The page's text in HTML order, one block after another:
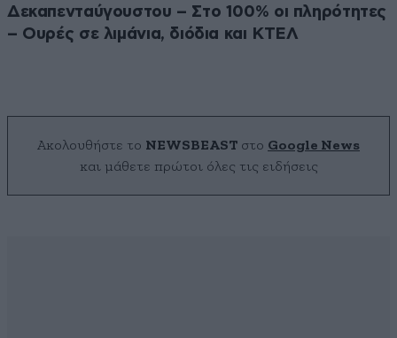
Δεκαπενταύγουστου – Στο 100% οι πληρότητες
– Ουρές σε λιμάνια, διόδια και ΚΤΕΛ
Ακολουθήστε το NEWSBEAST στο Google News
και μάθετε πρώτοι όλες τις ειδήσεις